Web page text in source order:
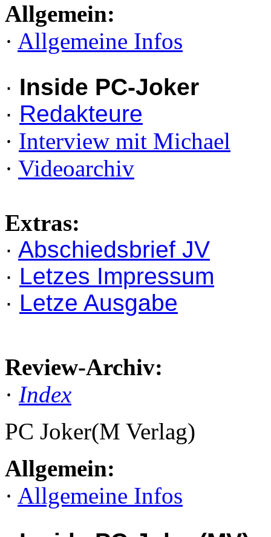
Allgemein:
· Allgemeine Infos
· Inside PC-Joker
· Redakteure
· Interview mit Michael
· Videoarchiv
Extras:
· Abschiedsbrief JV
· Letzes Impressum
· Letze Ausgabe
Review-Archiv:
· Index
PC Joker(M Verlag)
Allgemein:
· Allgemeine Infos